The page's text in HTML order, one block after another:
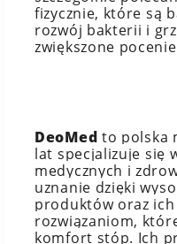
fizycznie, które są
rozwój bakterii i
zwiększone
DeoMed to polska
lat specjalizuje się
medycznych i
uznanie dzięki
produktów oraz
rozwiązaniom,
komfort stóp. Ich